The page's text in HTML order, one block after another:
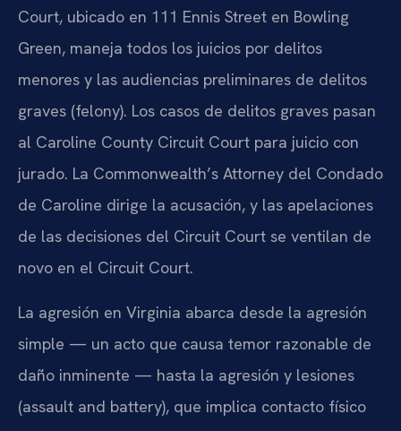
Court, ubicado en 111 Ennis Street en Bowling
Green, maneja todos los juicios por delitos
menores y las audiencias preliminares de delitos
graves (felony). Los casos de delitos graves pasan
al Caroline County Circuit Court para juicio con
jurado. La Commonwealth’s Attorney del Condado
de Caroline dirige la acusación, y las apelaciones
de las decisiones del Circuit Court se ventilan de
novo en el Circuit Court.
La agresión en Virginia abarca desde la agresión
simple — un acto que causa temor razonable de
daño inminente — hasta la agresión y lesiones
(assault and battery), que implica contacto físico